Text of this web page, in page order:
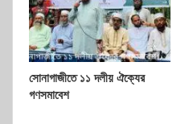
সোনাগাজীতে ১১ দলীয় ঐক্যের
গণসমাবেশ